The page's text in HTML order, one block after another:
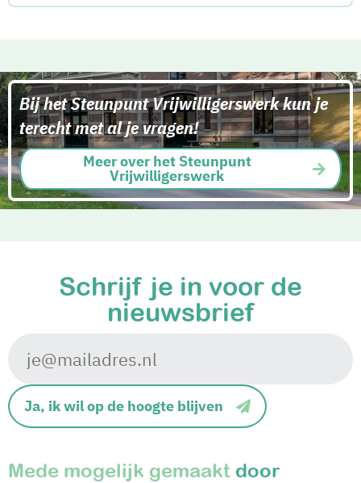
Bij het Steunpunt Vrijwilligerswerk kun je
terecht met al je vragen!
Meer over het Steunpunt
Vrijwilligerswerk
Schrijf je in voor de
nieuwsbrief
Ja, ik wil op de hoogte blijven
Mede mogelijk gemaakt door